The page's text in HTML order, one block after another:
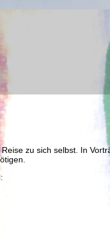
zu sich selbst. In